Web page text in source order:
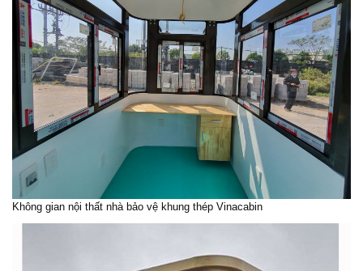
Không gian nội thất nhà bảo vệ khung thép Vinacabin